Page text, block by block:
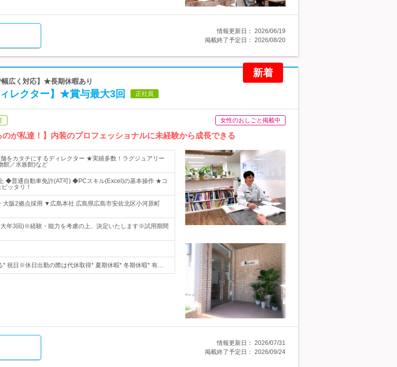
情報更新日： 2026/06/19
掲載終了予定日： 2026/08/20
新着
広く対応】★長期休暇あり
レクター】★賞与最大3回 正社員
女性のおしごと掲載中
が私達！】内装のプロフェッショナルに未経験から成長できる
をカタチにするディレクター ★実績多数！ラグジュアリー
館／水族館)など
◆普通自動車免許(AT可) ◆PCスキル(Excel)の基本操作 ★コ
ッタリ！
大阪2拠点採用 ▼広島本社 広島県広島市安佐北区小河原町
年3回)※経験・能力を考慮の上、決定いたします※試用期間
祝日※休日出勤の際は代休取得* 夏期休暇* 冬期休暇* 有…
情報更新日： 2026/07/31
掲載終了予定日： 2026/09/24